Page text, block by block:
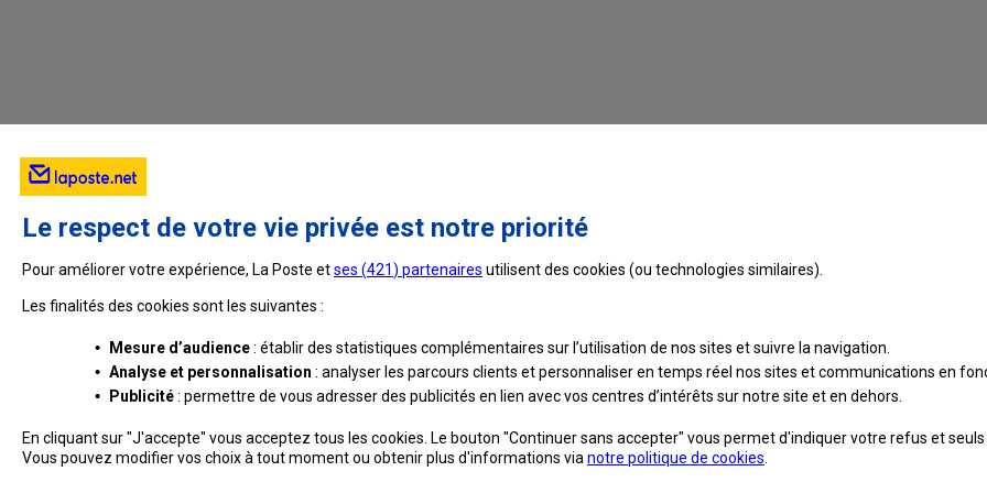
suppriméeet ne peut être recréée à l'identique pendant une période de 30 ans
L'adresse de messagerie temporaire n'étant pas encore finalisée,
réception de certains emails de La Poste, notamment ceux nécessaires à la création de votre
Dès lors que vous aurez transformé votre adresse temporaire en adresse définitive via l'utilisation de votre
automatiquement de l'ensemble des fonctionnalités de la messagerie laposte.net.
Mot de passe non modifiable et non récupérable en cas d'oubli:
Conservez précieusement le mot de passe de votre adresse de messagerie temporairecar tant
Cette fonctionnalité ne sera possible qu’à partir du moment où vous aurez finalisé sa création en vous y
Poste.
Le respect de votre vie privée est notre priorité
Pour améliorer votre expérience, La Poste etses (421) partenaires utilisent des cookies (ou technologies similaires).
Les finalités des cookies sont les suivantes :
• Mesure d’audience: établir des statistiques complémentaires sur l’utilisation de nos sites et suivre la navigation.
•Analyse et personnalisation : analyser les parcours clients et personnaliser en temps réel nos sites et communications en
•
Publicité: permettre de vous adresser des publicités en lien avec vos centres d’intérêts sur notre site et en dehors.
En cliquant sur "J'accepte" vous acceptez tous les cookies. Le bouton "Continuer sans accepter" vous permet d'indiquer votre refus et
Vous pouvez modifier vos choix à tout moment ou obtenir plus d'informations via notre politique de cookies